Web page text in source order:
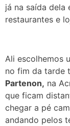
já na saída dela
restaurantes e
Ali escolhemos
no fim da tarde
Partenon, na
que ficam
chegar a pé
andando pelos